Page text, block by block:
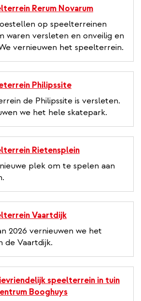
Rerum Novarum
op speelterreinen
waren versleten en onveilig en
vernieuwen het speelterrein.
Philipssite
de Philipssite is versleten.
we het hele skatepark.
Rietensplein
plek om te spelen aan
Vaartdijk
2026 vernieuwen we het
de Vaartdijk.
speelterrein in tuin
Booghuys